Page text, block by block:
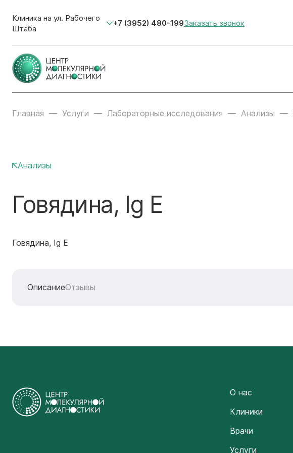
Клиника на ул. Рабочего
Штаба
+7 (3952) 480-199Заказать звонок
Главная Услуги Лабораторные исследования Анализы
Анализы
Говядина, Ig E
Говядина, Ig E
ОписаниеОтзывы
О нас
Клиники
Врачи
Услуги